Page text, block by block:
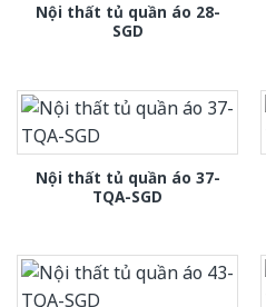
Nội thất tủ quần áo 28-
SGD
Nội thất tủ quần áo 37-
TQA-SGD